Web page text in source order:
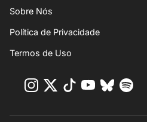
Sobre Nós
Política de Privacidade
Termos de Uso